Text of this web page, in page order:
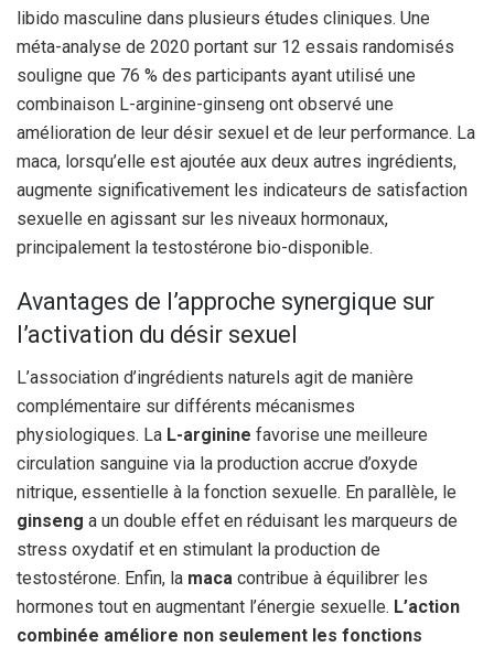
libido masculine dans plusieurs études cliniques. Une
méta-analyse de 2020 portant sur 12 essais randomisés
souligne que 76 % des participants ayant utilisé une
combinaison L-arginine-ginseng ont observé une
amélioration de leur désir sexuel et de leur performance. La
maca, lorsqu’elle est ajoutée aux deux autres ingrédients,
augmente significativement les indicateurs de satisfaction
sexuelle en agissant sur les niveaux hormonaux,
principalement la testostérone bio-disponible.
Avantages de l’approche synergique sur
l’activation du désir sexuel
L’association d’ingrédients naturels agit de manière
complémentaire sur différents mécanismes
physiologiques. La L-arginine favorise une meilleure
circulation sanguine via la production accrue d’oxyde
nitrique, essentielle à la fonction sexuelle. En parallèle, le
ginseng a un double effet en réduisant les marqueurs de
stress oxydatif et en stimulant la production de
testostérone. Enfin, la maca contribue à équilibrer les
hormones tout en augmentant l’énergie sexuelle. L’action
combinée améliore non seulement les fonctions